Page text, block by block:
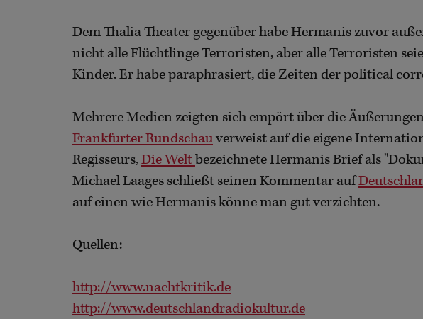
Dem Thalia Theater gegenüber habe Hermanis zuvor
nicht alle Flüchtlinge Terroristen, aber alle Terroristen
Kinder. Er habe paraphrasiert, die Zeiten der political
Mehrere Medien zeigten sich empört über die
Frankfurter Rundschauverweist auf die eigene
Regisseurs,Die Weltbezeichnete Hermanis Brief als
Michael Laages schließt seinen Kommentar auf
auf einen wie Hermanis könne man gut verzichten.
Quellen:
http://www.nachtkritik.de
http://www.deutschlandradiokultur.de